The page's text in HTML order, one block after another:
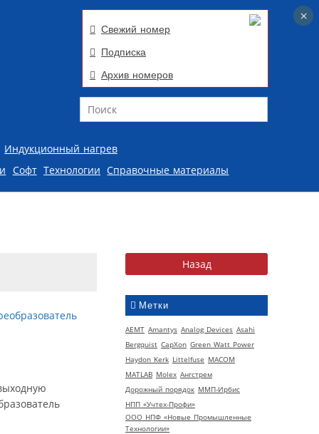
Свежий номер
Подписка
Архив номеров
Поиск
Индукционный нагрев
Софт Технологии Справочные материалы
Метки
AEMT Amantys Analog Devices Asahi
Bergquist CapXon Green Watt Power
Haydon Kerk Littelfuse MACOM
MATLAB Molex Ангстрем
Дорожный порядок ММП-Ирбис
НПП «Учтех-Профи»
ООО НПФ «Новые Промышленные
Технологии»
×
×